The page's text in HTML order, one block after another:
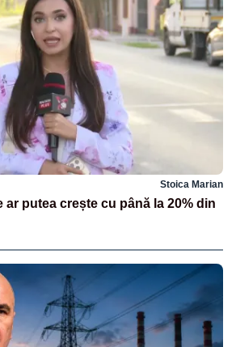
Stoica Marian
ar putea crește cu până la 20% din